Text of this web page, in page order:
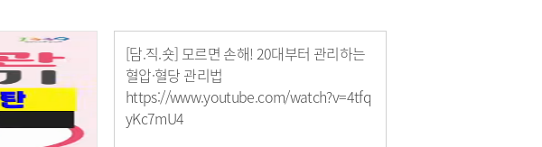
감염병 알림자료
[담.직.숏] 모르면 손해! 20대부터 관리하는
혈압·혈당 관리법
https://www.youtube.com/watch?v=4tfq
yKc7mU4